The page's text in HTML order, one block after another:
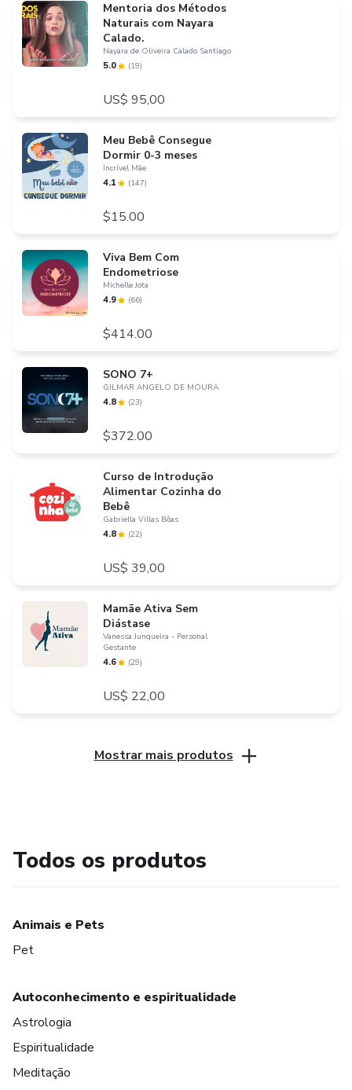
Mentoria dos Métodos
Naturais com Nayara
Calado.
Nayara de Oliveira Calado Santiago
5.0 (19)
US$ 95,00
Meu Bebê Consegue
Dormir 0-3 meses
Incrível Mãe
4.1 (147)
$15.00
Viva Bem Com
Endometriose
Michelle Jota
4.9 (66)
$414.00
SONO 7+
GILMAR ANGELO DE MOURA
4.8 (23)
$372.00
Curso de Introdução
Alimentar Cozinha do
Bebê
Gabriella Villas Bôas
4.8 (22)
US$ 39,00
Mamãe Ativa Sem
Diástase
Vanessa Junqueira - Personal
Gestante
4.6 (29)
US$ 22,00
Mostrar mais produtos
Todos os produtos
Animais e Pets
Pet
Autoconhecimento e espiritualidade
Astrologia
Espiritualidade
Meditação